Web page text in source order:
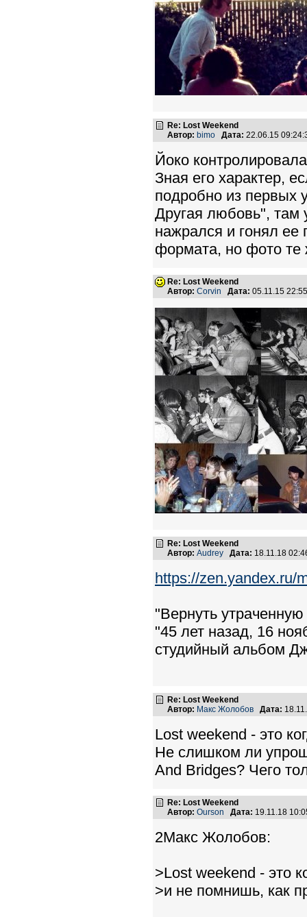
Re: Lost Weekend
Автор: bimo Дата: 22.06.15
Йоко
Зная его характер,
подробно из первых
Другая любовь", там
нажрался и гонял ее
формата, но фото те
Re: Lost Weekend
Автор: Corvin Дата: 05.11.15
Re: Lost Weekend
Автор: Audrey Дата: 18.11.18
https://zen.yandex.ru/
"Вернуть
"45 лет назад, 16
студийный альбом
Re: Lost Weekend
Автор: Макс Жолобов Дата:
Lost weekend - это
Не слишком ли
And Bridges? Чего
Re: Lost Weekend
Автор: Ourson Дата: 19.11.18
2Макс Жолобов:
>Lost weekend - это
>и не помнишь, как